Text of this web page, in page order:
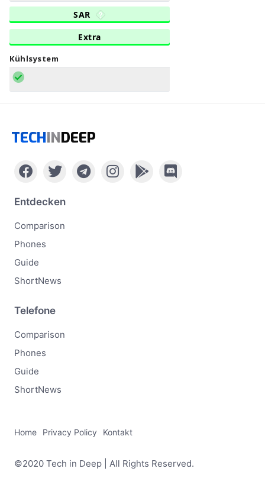
SAR
Extra
Kühlsystem
TECHINDEEP
Entdecken
Comparison
Phones
Guide
ShortNews
Telefone
Comparison
Phones
Guide
ShortNews
Home Privacy Policy Kontakt
©2020 Tech in Deep | All Rights Reserved.